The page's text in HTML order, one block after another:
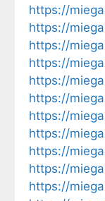
https://
https://
https://
https://
https://
https://
https://
https://
https://
https://
https://